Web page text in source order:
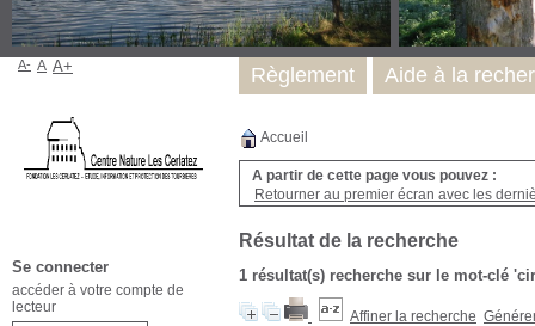
Accueil
A partir de cette page vous pouvez :
Retourner au premier écran avec les
Résultat de la recherche
1 résultat(s) recherche sur le mot-clé
Affiner la recherche
Règlement Aide à la
A- A A+
Se connecter
accéder à votre compte de
lecteur